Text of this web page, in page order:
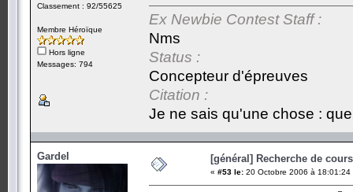
Classement : 92/55625
Membre Héroïque
Hors ligne
Messages: 794
Ex Newbie Contest Staff :
Nms
Status :
Concepteur d'épreuves
Citation :
Je ne sais qu'une chose :
Gardel [général] Recherche de
« #53 le: 20 Octobre 2006 à 18:01:24